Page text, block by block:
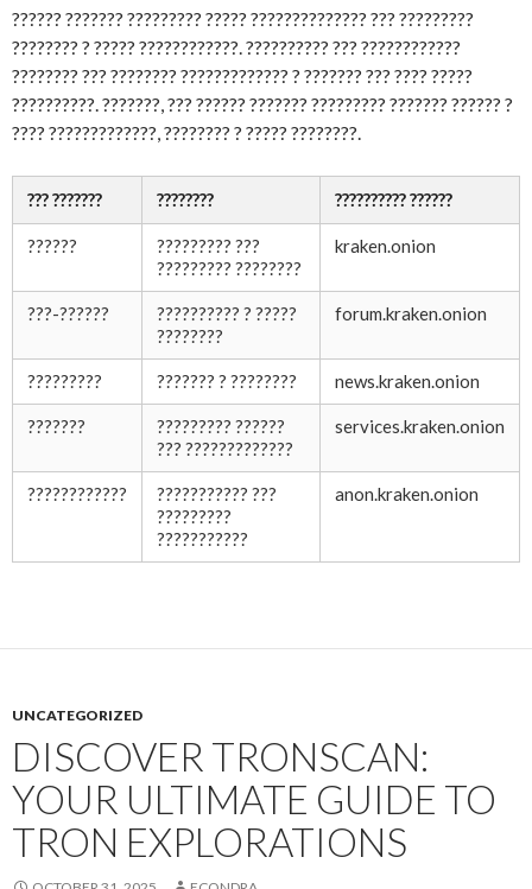
?????? ??????? ????????? ????? ?????????????? ??? ?????????
???????? ? ????? ????????????. ?????????? ??? ????????????
???????? ??? ???????? ????????????? ? ??????? ??? ???? ?????
??????????. ???????, ??? ?????? ??????? ????????? ??????? ?????? ?
???? ?????????????, ???????? ? ????? ????????.
??? ??????? ???????? ?????????? ??????
??????
????????? ???
????????? ????????
kraken.onion
???-??????
?????????? ? ?????
????????
forum.kraken.onion
????????? ??????? ? ???????? news.kraken.onion
???????
????????? ??????
??? ?????????????
services.kraken.onion
????????????
??????????? ???
?????????
???????????
anon.kraken.onion
UNCATEGORIZED
DISCOVER TRONSCAN:
YOUR ULTIMATE GUIDE TO
TRON EXPLORATIONS